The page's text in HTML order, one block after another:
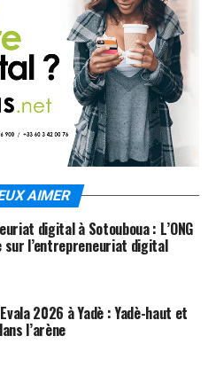
AIMER
digital à Sotouboua : L’ONG
sur l’entrepreneuriat digital
2026 à Yadè : Yadè-haut et
l’arène